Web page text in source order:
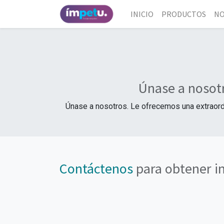
INICIO PRODUCTOS
Únase a
Únase a nosotros. Le ofrecemos una
Contáctenospara obtener